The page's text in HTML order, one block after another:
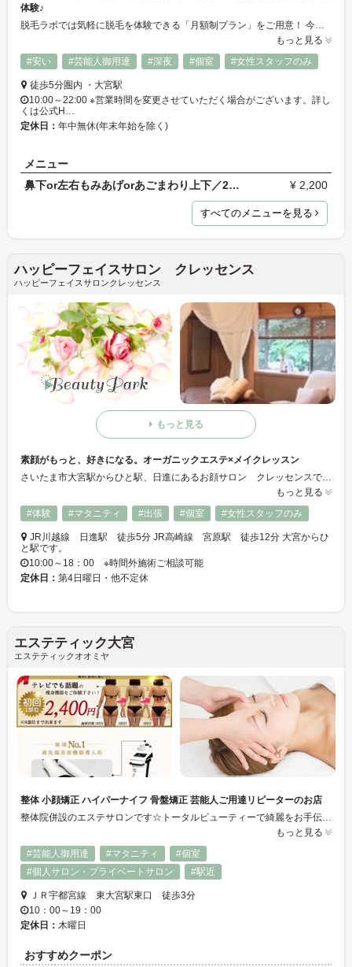
体験♪
脱毛ラボでは気軽に脱毛を体験できる「月額制プラン」をご用意！ 今まで脱毛に踏み切れなかった方も、この機会に脱毛をスタート★月額制なので、通っている間のみのお支払いで、いつやめてもOK！初月に2,189円のお支払いで16ヶ月間無料で脱毛体験！ スピード重視で脱毛を行いたい方には「回数パックプラン」もおすすめ♪
もっと見る
#安い
#芸能人御用達 #深夜 #個室 #女性スタッフのみ
徒歩5分圏内 ・大宮駅
10:00～22:00 ※営業時間を変更させていただく場合がございます。詳し
くは公式H…
定休日： 年中無休(年末年始を除く)
メニュー
鼻下or左右もみあげorあごまわり上下／2,200円（税込…
¥ 2,200
すべてのメニューを見る
ハッピーフェイスサロン クレッセンス
ハッピーフェイスサロンクレッセンス
もっと見る
素顔がもっと、好きになる。オーガニックエステ×メイクレッスン
さいたま市大宮駅からひと駅、日進にあるお顔サロン クレッセンスでは「肌力改善」のためのオーガニックアロマ・ハーブを使用したフェイシャルエステや「表情美」メイクレッスンでお顔からの美と健康をサポートしています。 肩ひじ張らずに本格的に相談できるプライベートサロンです。
もっと見る
#体験
#マタニティ #出張 #個室 #女性スタッフのみ
JR川越線 日進駅 徒歩5分 JR高崎線 宮原駅 徒歩12分 大宮からひ
と駅です。
10:00～18：00 ※時間外施術ご相談可能
定休日： 第4日曜日・他不定休
エステティック大宮
エステティックオオミヤ
整体 小顔矯正 ハイパーナイフ 骨盤矯正 芸能人ご用達リピーターのお店
整体院併設のエステサロンです☆トータルビューティーで綺麗をお手伝い！ハイパーナイフ、骨盤矯正、小顔矯正、最新脱毛など豊富なメニューを取り揃えております☆
もっと見る
#芸能人御用達
#マタニティ
#個室
#個人サロン・プライベートサロン
#駅近
ＪＲ宇都宮線 東大宮駅東口 徒歩3分
10：00～19：00
定休日： 木曜日
おすすめクーポン